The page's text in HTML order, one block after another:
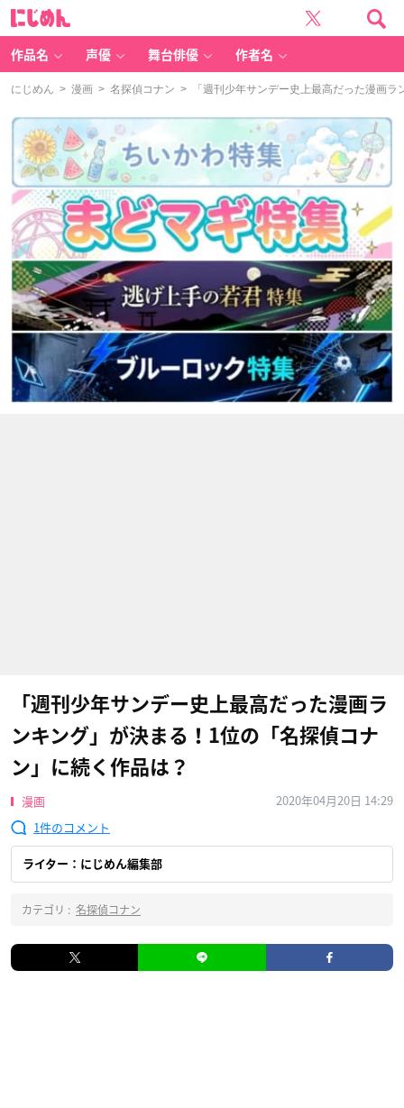
作品名 声優 舞台俳優 作者名
にじめん > 漫画 > 名探偵コナン > 「週刊少年サンデー史上最高だった漫画ラ
「週刊少年サンデー史上最高だった漫画ラ
ンキング」が決まる！1位の「名探偵コナ
ン」に続く作品は？
漫画
2020年04月20日 14:29
1
ライター：にじめん編集部
カテゴリ : 名探偵コナン